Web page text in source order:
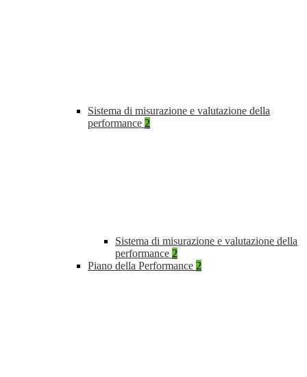
Sistema di misurazione e valutazione della
performance 2
Sistema di misurazione e valutazione della
performance 2
Piano della Performance 2